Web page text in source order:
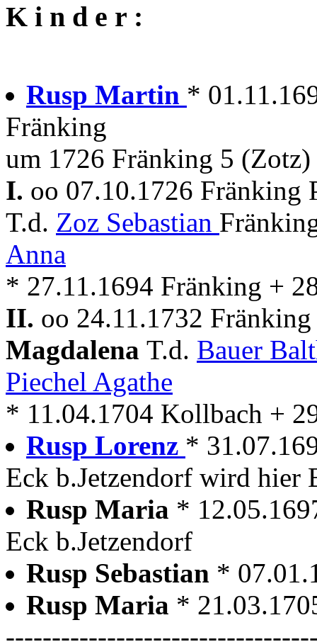
K i n d e r :
Rusp Martin *
Fränking
um 1726 Fränking 5 (Zotz)
I. oo 07.10.1726 Fränking
T.d. Zoz Sebastian
Anna
* 27.11.1694 Fränking +
II. oo 24.11.1732
Magdalena T.d. Bauer
Piechel Agathe
* 11.04.1704 Kollbach +
Rusp Lorenz *
Eck b.Jetzendorf wird hier
Rusp Maria *
Eck b.Jetzendorf
Rusp Sebastian *
Rusp Maria *